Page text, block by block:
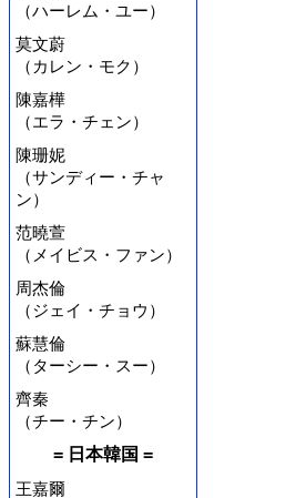
（ハーレム・ユー）
莫文蔚
（カレン・モク）
陳嘉樺
（エラ・チェン）
陳珊妮
（サンディー・チャ
ン）
范曉萱
（メイビス・ファン）
周杰倫
（ジェイ・チョウ）
蘇慧倫
（ターシー・スー）
齊秦
（チー・チン）
= 日本韓国 =
王嘉爾